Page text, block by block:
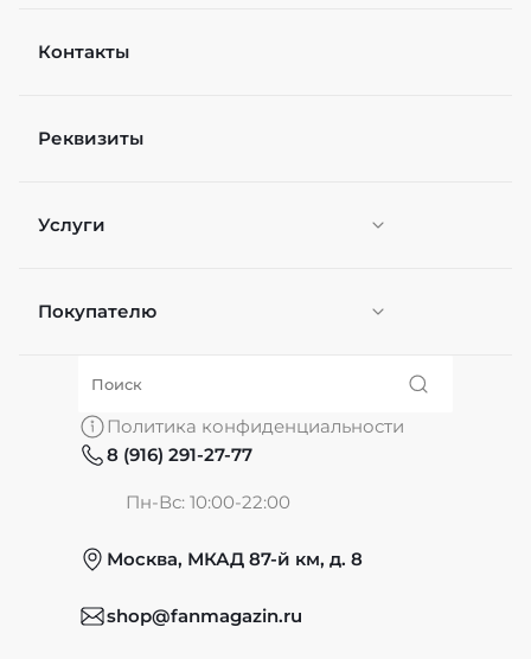
Контакты
Реквизиты
Услуги
Персонификация
Покупателю
О нас
Обмен и возврат
Политика конфиденциальности
8 (916) 291-27-77
Пн-Вс: 10:00-22:00
Москва, МКАД 87-й км, д. 8
shop@fanmagazin.ru